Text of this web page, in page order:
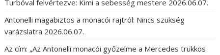
Turbóval felvértezve: Kimi a sebesség mestere 2026.06.07.
Antonelli magabiztos a monacói rajtról: Nincs szükség
varázslatra 2026.06.07.
Az cím: „Az Antonelli monacói győzelme a Mercedes trükkös